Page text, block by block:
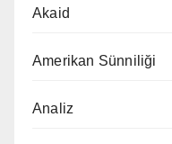
Akaid
Amerikan Sünniliği
Analiz